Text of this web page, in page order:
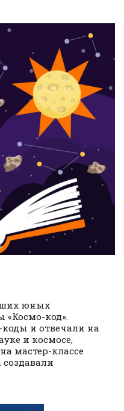
юных
«Космо-код».
и отвечали на
и космосе,
мастер-классе